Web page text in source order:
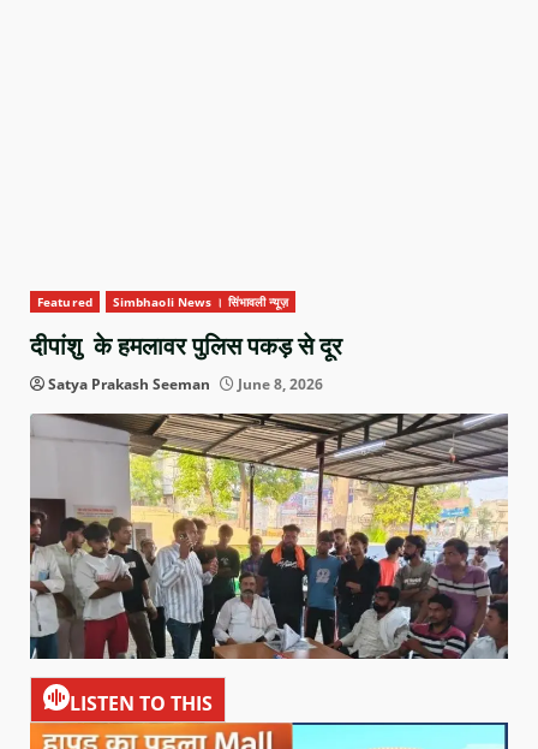
Featured Simbhaoli News । सिंभावली न्यूज़
दीपांशु के हमलावर पुलिस पकड़ से दूर
Satya Prakash Seeman June 8, 2026
LISTEN TO THIS